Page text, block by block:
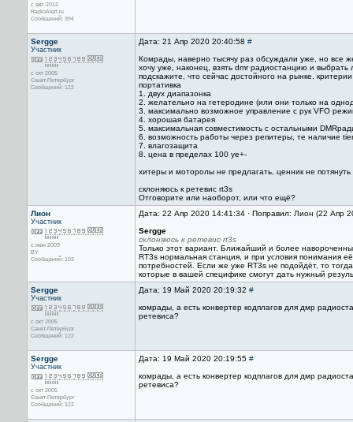
с авг 2012
RadioAlert.ru
Сообщений: 394
Sergge
Участник
с окт 2005
Санкт-Петербург
Сообщений: 122
Дата: 21 Апр 2020 20:40:58 #
Комрады, наверно тысячу раз обсуждали уже, но все
хочу уже, наконец, взять dmr радиостанцию и выбрать
подскажите, что сейчас достойного на рынке. критерии
портативка
1. двух диапазонка
2. желательно на гетеродине (или они только на
3. максимально возможное управление с рук VFO
4. хорошая батарея
5. максимальная совместимость с остальными
6. возможность работы через репитеры, те наличие
7. влагозащита
8. цена в пределах 100 уе+-
хитеры и моторолы не предлагать, ценник не потянуть
склоняюсь к ретевис rt3s
Отговорите или наоборот, или что ещё?
Лион
Участник
с июн 2009
BY
Сообщений: 103
Дата: 22 Апр 2020 14:41:34 · Поправил: Лион (22 Апр
Sergge
склоняюсь к ретевис rt3s
Только этот вариант. Ближайший и более
RT3s нормальная станция, и при условия понимания
потребностей. Если же уже RT3s не подойдёт, то
которые в вашей специфике смогут дать нужный
Sergge
Участник
с окт 2005
Санкт-Петербург
Сообщений: 122
Дата: 19 Май 2020 20:19:32 #
комрады, а есть конвертер кодплагов для дмр
ретевиса?
Sergge
Участник
с окт 2005
Санкт-Петербург
Сообщений: 122
Дата: 19 Май 2020 20:19:55 #
комрады, а есть конвертер кодплагов для дмр
ретевиса?